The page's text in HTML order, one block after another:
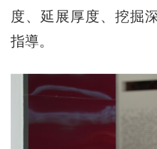
度、延展厚度、挖掘
指導。